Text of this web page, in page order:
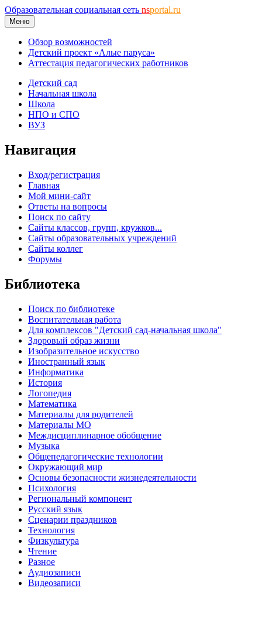
Образовательная социальная сеть nsportal.ru
Меню
Обзор возможностей
Детский проект «Алые паруса»
Аттестация педагогических работников
Детский сад
Начальная школа
Школа
НПО и СПО
ВУЗ
Навигация
Вход/регистрация
Главная
Мой мини-сайт
Ответы на вопросы
Поиск по сайту
Сайты классов, групп, кружков...
Сайты образовательных учреждений
Сайты коллег
Форумы
Библиотека
Поиск по библиотеке
Воспитательная работа
Для комплексов "Детский сад-начальная школа"
Здоровый образ жизни
Изобразительное искусство
Иностранный язык
Информатика
История
Логопедия
Математика
Материалы для родителей
Материалы МО
Междисциплинарное обобщение
Музыка
Общепедагогические технологии
Окружающий мир
Основы безопасности жизнедеятельности
Психология
Региональный компонент
Русский язык
Сценарии праздников
Технология
Физкультура
Чтение
Разное
Аудиозаписи
Видеозаписи